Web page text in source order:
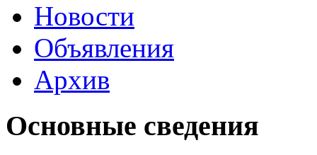
Новости
Объявления
Архив
Основные сведения